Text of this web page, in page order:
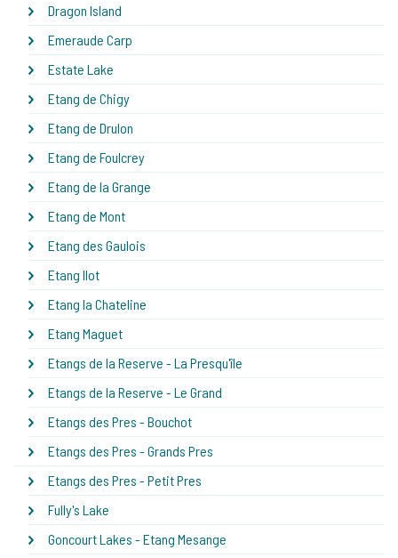
Dragon Island
Emeraude Carp
Estate Lake
Etang de Chigy
Etang de Drulon
Etang de Foulcrey
Etang de la Grange
Etang de Mont
Etang des Gaulois
Etang Ilot
Etang la Chateline
Etang Maguet
Etangs de la Reserve - La Presqu'île
Etangs de la Reserve - Le Grand
Etangs des Pres - Bouchot
Etangs des Pres - Grands Pres
Etangs des Pres - Petit Pres
Fully's Lake
Goncourt Lakes - Etang Mesange